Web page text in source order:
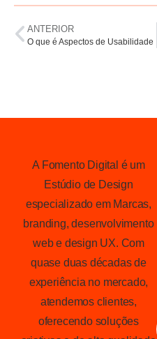
ANTERIOR
O que é Aspectos de Usabilidade
A Fomento Digital é um
Estúdio de Design
especializado em Marcas,
branding, desenvolvimento
web e design UX. Com
quase duas décadas de
experiência no mercado,
atendemos clientes,
oferecendo soluções